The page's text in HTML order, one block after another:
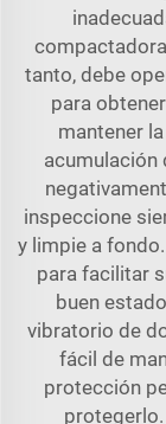
tanto, debe
para
mantener
acumulación
inspeccione
y limpie a
para facilitar
buen
vibratorio de
fácil de
protección